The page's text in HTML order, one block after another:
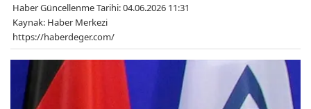
Haber Güncellenme Tarihi: 04.06.2026 11:31
Kaynak: Haber Merkezi
https://haberdeger.com/